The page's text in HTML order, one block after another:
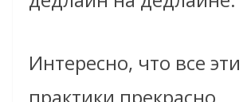
Интересно, что все эти